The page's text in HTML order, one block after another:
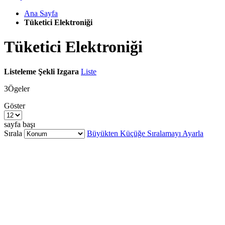
Ana Sayfa
Tüketici Elektroniği
Tüketici Elektroniği
Listeleme Şekli Izgara Liste
3Ögeler
Göster
sayfa başı
Sırala
Büyükten Küçüğe Sıralamayı Ayarla